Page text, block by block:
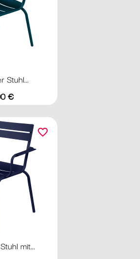
Stuhl...
€
mit...
favorite_border